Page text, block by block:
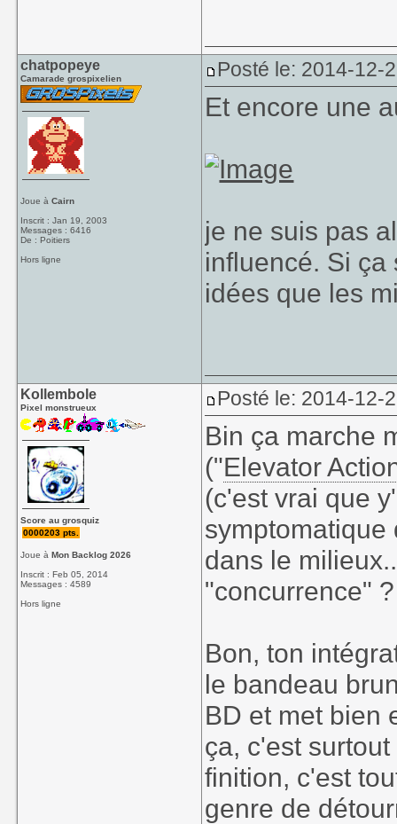
chatpopeye
Camarade grospixelien
Joue àCairn
Inscrit : Jan 19, 2003
Messages : 6416
De : Poitiers
Hors ligne
Posté le: 2014-12-
Et encore une
je ne suis pas
influencé. Si ça
idées que les
Kollembole
Pixel monstrueux
Score au grosquiz
0000203 pts.
Joue àMon Backlog 2026
Inscrit : Feb 05, 2014
Messages : 4589
Hors ligne
Posté le: 2014-12-
Bin ça marche
("Elevator
(c'est vrai que
symptomatique
dans le
"concurrence"
Bon, ton
le bandeau
BD et met bien
ça, c'est
finition, c'est
genre de